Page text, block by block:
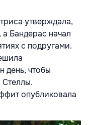
утверждала,
Бандерас начал
с подругами.
день, чтобы
Стеллы.
опубликовала